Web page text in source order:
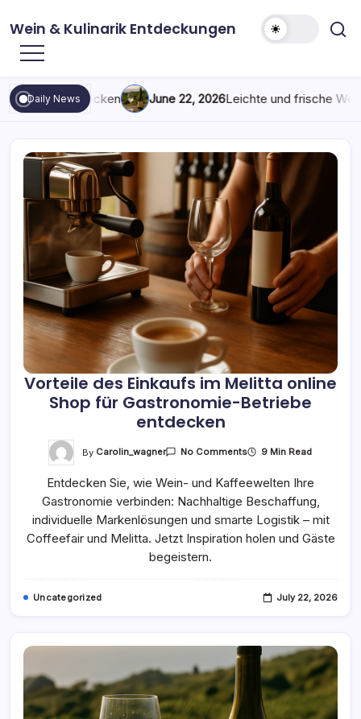
to
content
Wein & Kulinarik Entdeckungen
Daily News
entdecken June 22, 2026 Leichte und frische Weißweine
Vorteile des Einkaufs im Melitta online
Shop für Gastronomie-Betriebe
entdecken
By Carolin_wagner No CommentsOn
Einkaufs
Melitta
Online
Shop
Für
Gastronomie-
9 Min Read
Entdecken Sie, wie Wein- und Kaffeewelten Ihre
Gastronomie verbinden: Nachhaltige Beschaffung,
individuelle Markenlösungen und smarte Logistik – mit
Coffeefair und Melitta. Jetzt Inspiration holen und Gäste
begeistern.
Uncategorized July 22, 2026